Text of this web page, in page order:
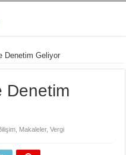
Denetim Geliyor
Denetim
Makaleler,Vergi